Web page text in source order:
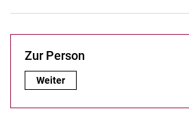
Zur Person
Zur Person:
Weiter